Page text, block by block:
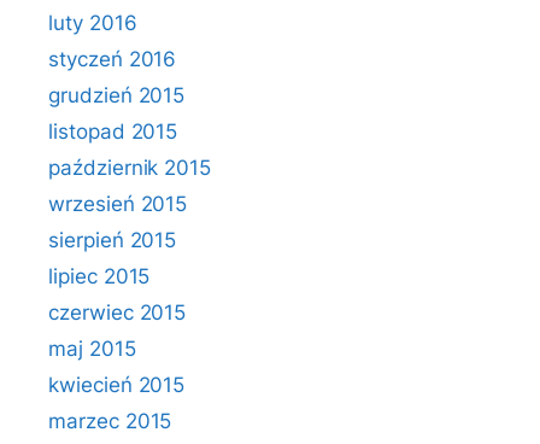
luty 2016
styczeń 2016
grudzień 2015
listopad 2015
październik 2015
wrzesień 2015
sierpień 2015
lipiec 2015
czerwiec 2015
maj 2015
kwiecień 2015
marzec 2015